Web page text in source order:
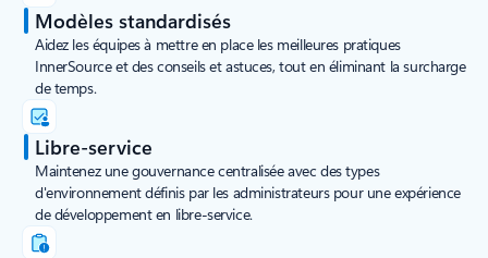
Modèles standardisés
Aidez les équipes à mettre en place les meilleures pratiques
InnerSource et des conseils et astuces, tout en éliminant la surcharge
de temps.
Libre-service
Maintenez une gouvernance centralisée avec des types
d'environnement définis par les administrateurs pour une expérience
de développement en libre-service.